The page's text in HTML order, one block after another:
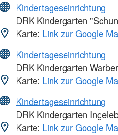
Kindertageseinrichtung
DRK Kindergarten
Karte: Link zur Google
Kindertageseinrichtung
DRK Kindergarten
Karte: Link zur Google
Kindertageseinrichtung
DRK Kindergarten
Karte: Link zur Google